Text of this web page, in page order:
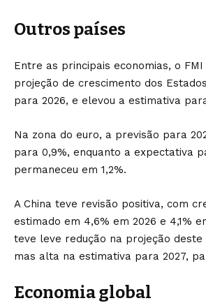
Outros países
Entre as principais economias, o
projeção de crescimento dos
para 2026, e elevou a estimativa
Na zona do euro, a previsão para
para 0,9%, enquanto a expectativa
permaneceu em 1,2%.
A China teve revisão positiva, com
estimado em 4,6% em 2026 e 4,1%
teve leve redução na projeção deste
mas alta na estimativa para 2027,
Economia global